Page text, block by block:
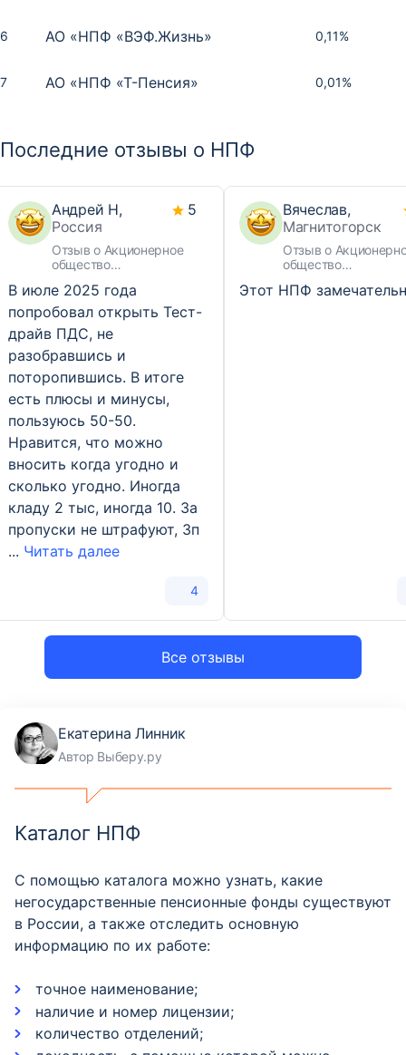
6 АО «НПФ «ВЭФ.Жизнь» 0,11%
7 АО «НПФ «Т-Пенсия» 0,01%
Сбербанк
АО «НПФ ГАЗФОНД пенсионные
накопления»
AAA
Социум
АО «НПФ «БУДУЩЕЕ» 6,22%
АО «НПФ ГАЗФОНД пенсионные
накопления»
4,97%
Сбербанк
АО «НПФ ГАЗФОНД пенсионные
накопления»
663 927 488
АО «НПФ «БУДУЩЕЕ» 290 000 000
Социум
Сбербанк
АО «НПФ ГАЗФОНД пенсионные
накопления»
ruAAA
АО «НПФ ГАЗФОНД»
Благосостояние
Социум
Последние отзывы о НПФ
Все отзывы
Андрей Н,
Россия
Отзыв о Акционерное
общество
пенсионный фонд «ВТБ
«Пенсионный фонд»
5
В июле 2025 года
попробовал открыть Тест-
драйв ПДС, не
разобравшись и
поторопившись. В итоге
есть плюсы и минусы,
пользуюсь 50-50.
Нравится, что можно
вносить когда угодно и
сколько угодно. Иногда
кладу 2 тыс, иногда 10. За
пропуски не штрафуют, Зп
... Читать далее
4
Вячеслав,
Магнитогорск
Отзыв о
общество
пенсионный фонд
Этот НПФ
Екатерина Линник
Автор Выберу.ру
Каталог НПФ
С помощью каталога можно узнать, какие
негосударственные пенсионные фонды существуют
в России, а также отследить основную
информацию по их работе:
точное наименование;
наличие и номер лицензии;
количество отделений;